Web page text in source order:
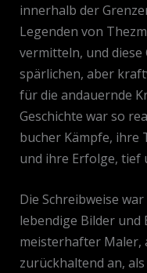
innerhalb der
Legenden von
vermitteln, und
spärlichen, aber
für die andauernde
Geschichte war so
bucher Kämpfe, ihre
und ihre Erfolge, tief
Die Schreibweise
lebendige Bilder und
meisterhafter Maler,
zurückhaltend an,